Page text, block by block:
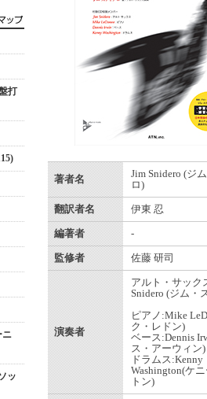
打
ニ
ッ
著者名
Jim Snidero (ジ
ロ)
翻訳者名 伊東 忍
編著者 -
監修者 佐藤 研司
演奏者
アルト・サック
Snidero (ジム・
ピアノ:Mike
ク・レドン)
ベース:Dennis
ス・アーウィン)
ドラムス:Kenny
Washington(ケ
トン)